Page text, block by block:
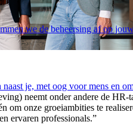
we de beheersing af op
je, met oog voor mens en
neemt onder andere de
om onze groeiambities te
ervaren professionals.”